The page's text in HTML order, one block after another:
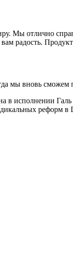
Мы отлично
радость.
мы вновь сможем
в исполнении
реформ